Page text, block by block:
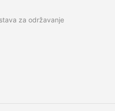
za održavanje